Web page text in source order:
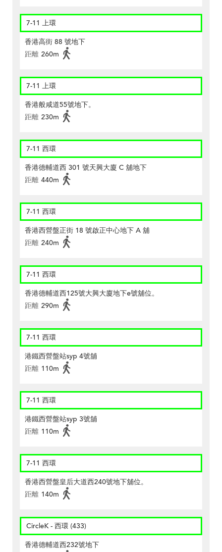
7-11 上環
香港高街 88 號地下
距離 260m
7-11 上環
香港般咸道55號地下。
距離 230m
7-11 西環
香港德輔道西 301 號天興大廈 C 舖地下
距離 440m
7-11 西環
香港西營盤正街 18 號啟正中心地下 A 舖
距離 240m
7-11 西環
香港德輔道西125號大興大廈地下e號舖位。
距離 290m
7-11 西環
港鐵西營盤站syp 4號舖
距離 110m
7-11 西環
港鐵西營盤站syp 3號舖
距離 110m
7-11 西環
香港西營盤皇后大道西240號地下舖位。
距離 140m
CircleK - 西環 (433)
香港德輔道西232號地下